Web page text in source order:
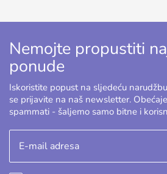
Nemojte propustiti
ponude
Iskoristite popust na sljedeću
se prijavite na naš newsletter.
spammati - šaljemo samo bitne i